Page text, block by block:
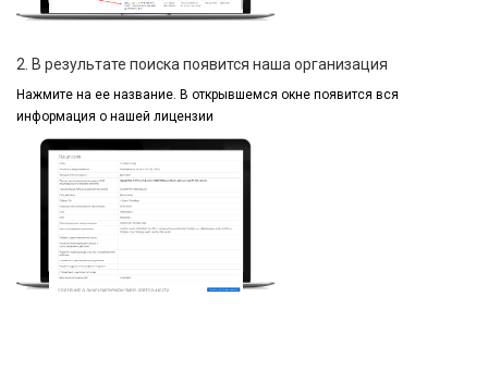
2. В результате поиска появится наша организация
Нажмите на ее название. В открывшемся окне появится вся
информация о нашей лицензии